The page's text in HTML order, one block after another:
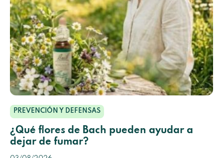
PREVENCIÓN Y DEFENSAS
¿Qué flores de Bach pueden ayudar a
dejar de fumar?